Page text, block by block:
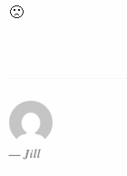
🙁
Jill